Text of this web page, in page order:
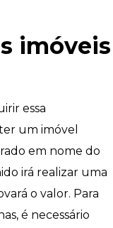
imóveis
essa
um imóvel
em nome do
irá realizar uma
o valor. Para
é necessário